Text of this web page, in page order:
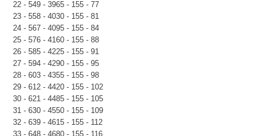
22 - 549 - 3965 - 155 - 77
23 - 558 - 4030 - 155 - 81
24 - 567 - 4095 - 155 - 84
25 - 576 - 4160 - 155 - 88
26 - 585 - 4225 - 155 - 91
27 - 594 - 4290 - 155 - 95
28 - 603 - 4355 - 155 - 98
29 - 612 - 4420 - 155 - 102
30 - 621 - 4485 - 155 - 105
31 - 630 - 4550 - 155 - 109
32 - 639 - 4615 - 155 - 112
33 - 648 - 4680 - 155 - 116